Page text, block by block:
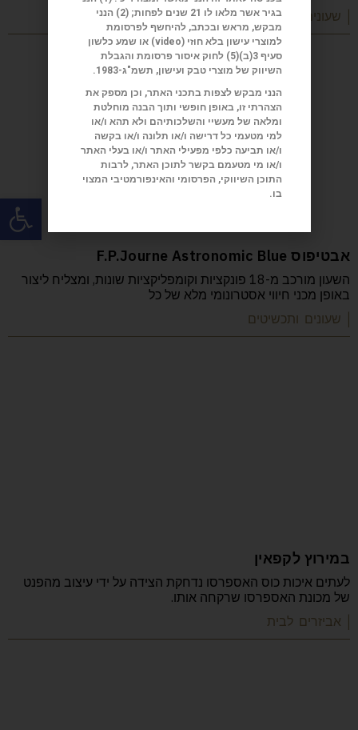
| שעונים ותכשיטים
אבטיפוס F.P.Journe Astronomic Blue
השעון מורכב מ-18 פונקציות וקומפליקציות שונות, ומצליח ליצור
באופן מכני חיווי אסטרונומי מלא של כל
| שעונים ותכשיטים
במירוץ לקפאין
לעתים איכות כוס האספרסו נדחקת הצידה על ידי עיצוב מהפנט
של מכונת האספרסו שרקחה אותו.
| אביזרים לבית
בגיר אשר מלאו לו 21 שנים לפחות; (2) הנני
מבקש, מראש ובכתב, להיחשף לפרסומת
למוצרי עישון בלא חוזי (video) או שמע כלשון
סעיף 3(ב)(5) לחוק איסור פרסומת והגבלת
השיווק של מוצרי טבק ועישון, תשמ"ג-1983.
הנני מבקש לצפות בתכני האתר, וכן מספק את
הצהרתי זו, באופן חופשי ותוך הבנה מוחלטת
ומלאה של מעשיי והשלכותיהם ולא תהא ו/או
למי מטעמי כל דרישה ו/או תלונה ו/או בקשה
ו/או תביעה כלפי מפעילי האתר ו/או בעלי האתר
ו/או מי מטעמם בקשר לתוכן האתר, לרבות
התוכן השיווקי, הפרסומי והאינפורמטיבי המצוי
בו.